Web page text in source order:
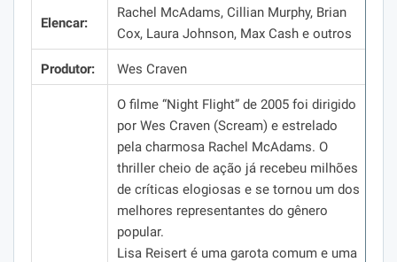
Elencar:
Rachel McAdams, Cillian Murphy, Brian
Cox, Laura Johnson, Max Cash e outros
Produtor: Wes Craven
O filme “Night Flight” de 2005 foi dirigido
por Wes Craven (Scream) e estrelado
pela charmosa Rachel McAdams. O
thriller cheio de ação já recebeu milhões
de críticas elogiosas e se tornou um dos
melhores representantes do gênero
popular.
Lisa Reisert é uma garota comum e uma